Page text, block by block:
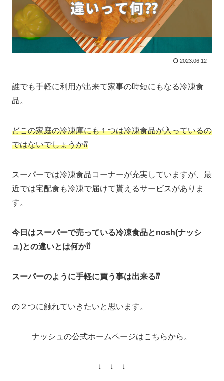
2023.06.12
誰でも手軽に利用が出来て家事の時短にもなる冷凍食
品。
どこの家庭の冷凍庫にも１つは冷凍食品が入っているの
ではないでしょうか⁇
スーパーでは冷凍食品コーナーが充実していますが、最
近では宅配食も冷凍で届けて貰えるサービスがありま
す。
今日はスーパーで売っている冷凍食品とnosh(ナッシ
ュ)との違いとは何か⁇
スーパーのように手軽に買う事は出来る⁇
の２つに触れていきたいと思います。
ナッシュの公式ホームページはこちらから。
↓ ↓ ↓